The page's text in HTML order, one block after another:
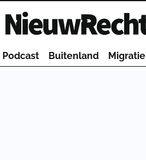
Homepage van NieuwRechts
Podcast Buitenland Migratie